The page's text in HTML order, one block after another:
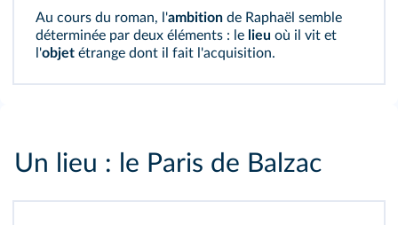
Au cours du roman, l'ambition de Raphaël semble
déterminée par deux éléments : le lieu où il vit et
l'objet étrange dont il fait l'acquisition.
Un lieu : le Paris de Balzac